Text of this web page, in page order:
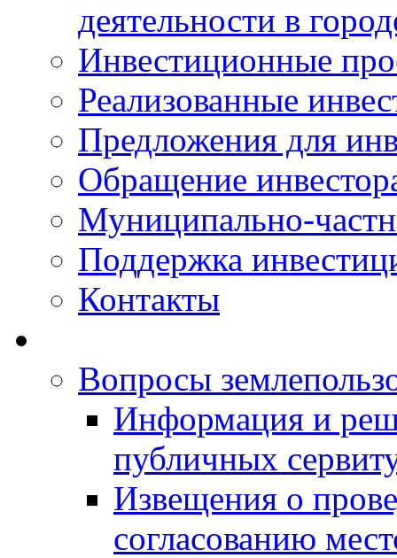
деятельности в
Инвестиционные
Реализованные
Предложения для
Обращение
Муниципально-
Поддержка
Контакты
Вопросы
Информация и
публичных
Извещения о
согласованию